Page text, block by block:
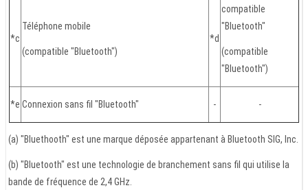
*c
Téléphone mobile
(compatible "Bluetooth")
*d
compatible
"Bluetooth"
(compatible
"Bluetooth")
*e Connexion sans fil "Bluetooth" - -
(a) "Bluethooth" est une marque déposée appartenant à Bluetooth SIG, Inc.
(b) "Bluetooth" est une technologie de branchement sans fil qui utilise la
bande de fréquence de 2,4 GHz.